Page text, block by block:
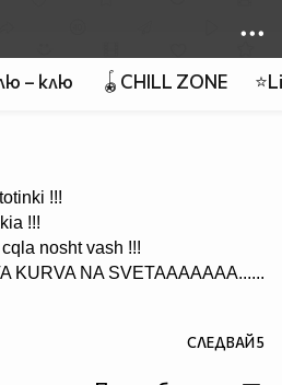
– клю 🪀CHILL ZONE
!!!
!!!
nosht vash !!!
KURVA NA SVETAAAAAAA......
СЛЕДВАЙ5